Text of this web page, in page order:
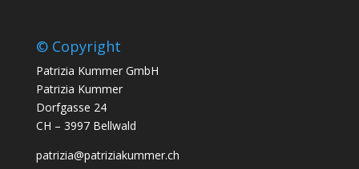
© Copyright
Patrizia Kummer GmbH
Patrizia Kummer
Dorfgasse 24
CH – 3997 Bellwald
patrizia@patriziakummer.ch